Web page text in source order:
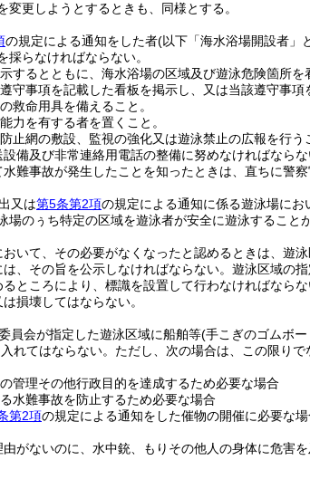
変更しようとするときも、同様とする。
の規定による通知をした者(以下「海水浴場開設者」
らなければならない。
するとともに、海水浴場の区域及び遊泳危険箇所を
守事項を記載した看板を掲示し、又は当該遵守事項
救命用具を備えること。
力を有する者を置くこと。
止網の敷設、監視の強化又は遊泳禁止の広報を行う
備及び非常連絡用電話の整備に努めなければならな
難事故が発生したことを知ったときは、直ちに警察
又は第5条第2項の規定による通知に係る遊泳場に
場のぅち特定の区域を遊泳者が安全に遊泳すること
いて、その必要がなくなったと認めるときは、遊泳
、その旨を公示しなければならない。 遊泳区域の
ところにより、標識を設置して行わなければならな
損壊してはならない。
員会が指定した遊泳区域に船舶等(手こぎのゴムボ
れてはならない。 ただし、次の場合は、この限りで
管理その他行政目的を達成するため必要な場合
水難事故を防止するため必要な場合
第2項の規定による通知をした催物の開催に必要な
がないのに、水中銃、もりその他人の身体に危害